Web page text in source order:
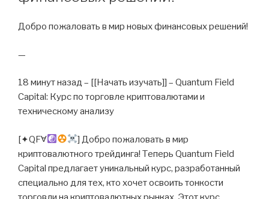
Добро пожаловать в мир новых финансовых решений!
—
18 минут назад – [[Начать изучать]] – Quantum Field
Capital: Курс по торговле криптовалютами и
техническому анализу
[✦QFⱯ
] Добро пожаловать в мир
криптовалютного трейдинга! Теперь Quantum Field
Capital предлагает уникальный курс, разработанный
специально для тех, кто хочет освоить тонкости